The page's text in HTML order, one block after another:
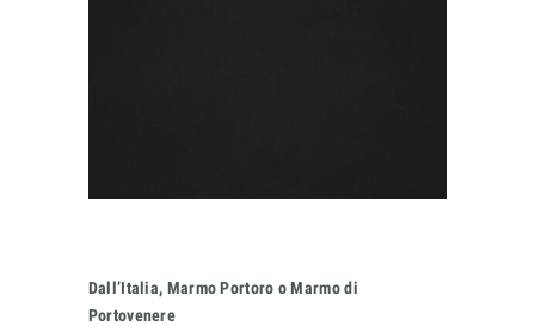
Dall’Italia, Marmo Portoro o Marmo di
Portovenere